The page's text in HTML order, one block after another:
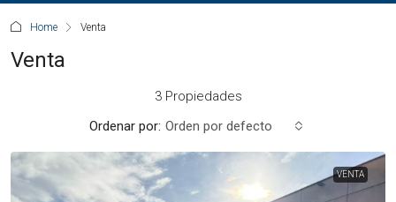
Home Venta
Venta
3 Propiedades
Ordenar por: Orden por defecto
VENTA